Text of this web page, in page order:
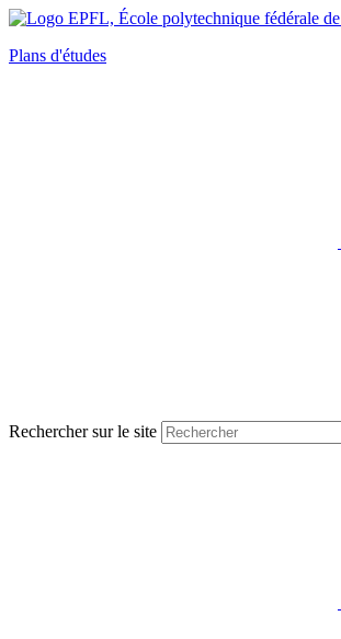
Plans d'études
Rechercher sur le site